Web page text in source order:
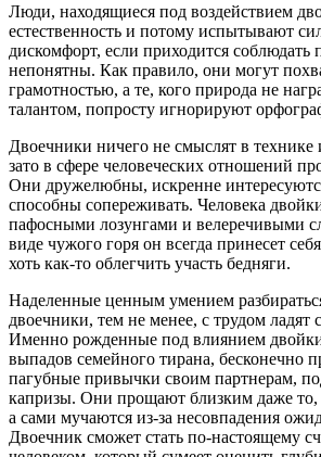
Люди, находящиеся под воздействием
естественность и потому испытывают
дискомфорт, если приходится соблюдать
непонятны. Как правило, они могут
грамотностью, а те, кого природа не
талантом, попросту игнорируют
Двоечники ничего не смыслят в технике
зато в сфере человеческих отношений
Они дружелюбны, искренне
способны сопереживать. Человека
пафосными лозунгами и велеречивыми
виде чужого горя он всегда принесет
хоть как-то облегчить участь бедняги.
Наделенные ценным умением
двоечники, тем не менее, с трудом ладят
Именно рожденные под влиянием
выпадов семейного тирана, бесконечно
пагубные привычки своим партнерам,
капризы. Они прощают близким даже то,
а сами мучаются из-за несовпадения
Двоечник сможет стать по-настоящему